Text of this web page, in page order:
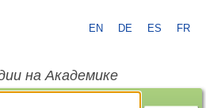
EN DE ES FR
на Академике